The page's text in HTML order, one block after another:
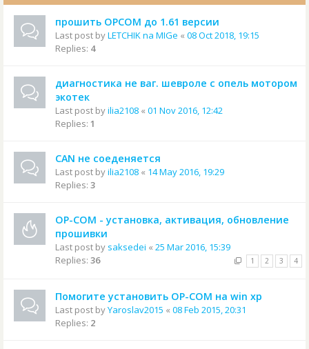
прошить OPCOM до 1.61 версии
Last post byLETCHIK na MIGe « 08 Oct 2018, 19:15
Replies: 4
диагностика не ваг. шевроле с опель мотором
экотек
Last post byilia2108 « 01 Nov 2016, 12:42
Replies: 1
CAN не соеденяется
Last post byilia2108 « 14 May 2016, 19:29
Replies: 3
OP-COM - установка, активация, обновление
прошивки
Last post by saksedei « 25 Mar 2016, 15:39
Replies: 36 1 2 3 4
Помогите установить OP-COM на win xp
Last post byYaroslav2015 « 08 Feb 2015, 20:31
Replies: 2